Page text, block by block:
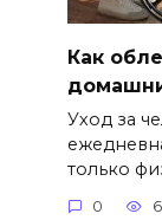
Как
Уход за
только
0